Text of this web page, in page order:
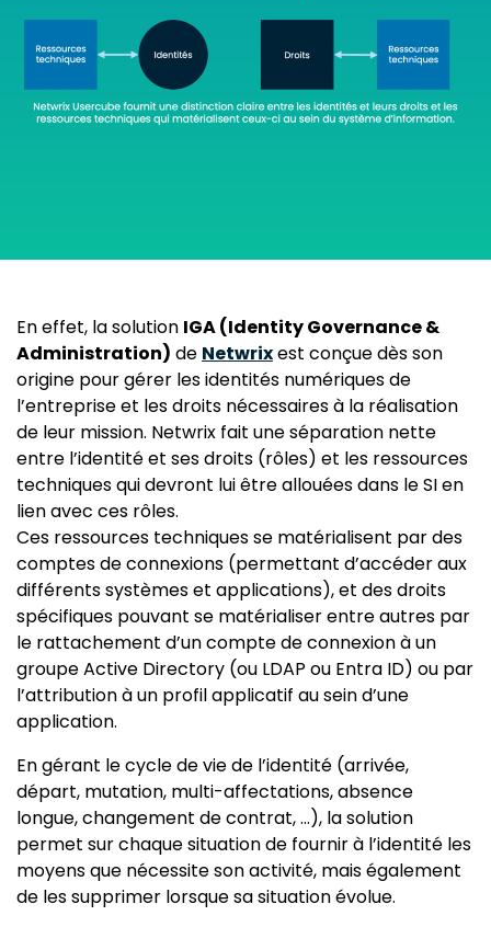
En effet, la solution IGA (Identity Governance &
Administration) de Netwrixest conçue dès son
origine pour gérer les identités numériques de
l’entreprise et les droits nécessaires à la réalisation
de leur mission. Netwrix fait une séparation nette
entre l’identité et ses droits (rôles) et les ressources
techniques qui devront lui être allouées dans le SI en
lien avec ces rôles.
Ces ressources techniques se matérialisent par des
comptes de connexions (permettant d’accéder aux
différents systèmes et applications), et des droits
spécifiques pouvant se matérialiser entre autres par
le rattachement d’un compte de connexion à un
groupe Active Directory (ou LDAP ou Entra ID) ou par
l’attribution à un profil applicatif au sein d’une
application.
En gérant le cycle de vie de l’identité (arrivée,
départ, mutation, multi-affectations, absence
longue, changement de contrat, …), la solution
permet sur chaque situation de fournir à l’identité les
moyens que nécessite son activité, mais également
de les supprimer lorsque sa situation évolue.